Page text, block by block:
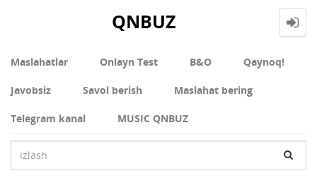
QNBUZ
Maslahatlar Onlayn Test В&О Qaynoq!
Javobsiz Savol berish Maslahat bering
Telegram kanal MUSIC QNBUZ